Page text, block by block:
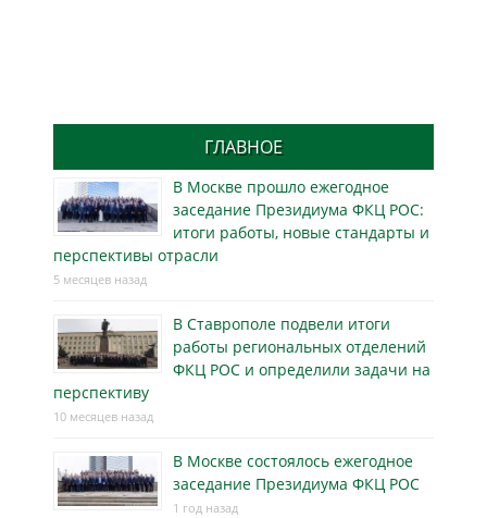
ГЛАВНОЕ
В Москве прошло ежегодное
заседание Президиума ФКЦ РОС:
итоги работы, новые стандарты и
перспективы отрасли
5 месяцев назад
В Ставрополе подвели итоги
работы региональных отделений
ФКЦ РОС и определили задачи на
перспективу
10 месяцев назад
В Москве состоялось ежегодное
заседание Президиума ФКЦ РОС
1 год назад